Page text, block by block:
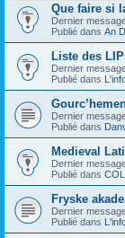
Que faire si
Dernier
Publié dans An
Liste des
Dernier
Publié dans
Dernier
Publié dans
Medieval
Dernier
Publié dans
Fryske
Dernier
Publié dans